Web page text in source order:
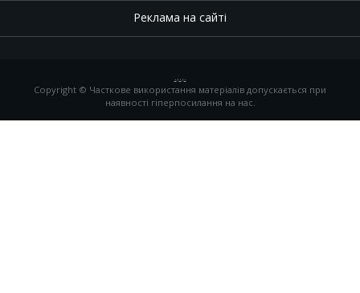
Реклама на сайті
, ,
Copyright © Часткове використання матеріалів допускається при
наявності гіперпосилання на нас.